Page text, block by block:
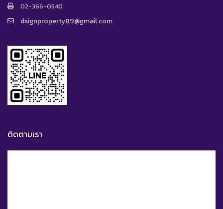
02-366-0540
dsignproperty89@gmail.com
ติดตามเรา